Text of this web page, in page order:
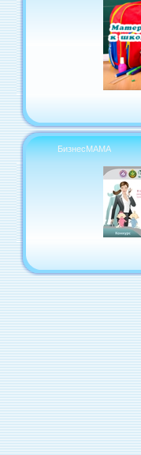
БизнесМАМА